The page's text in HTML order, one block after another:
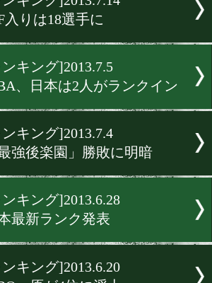
OPBF、新たに2階級で空位
[ランキング]2013.7.29
日本ランク、外れたのは11
[ランキング]2013.7.18
安慶名がWBOにランクイン
[ランキング]2013.7.14